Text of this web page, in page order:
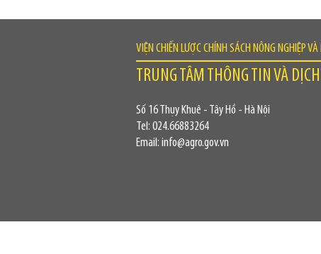
VIỆN CHIẾN LƯỢC CHÍNH SÁCH NÔNG NGHIỆP
TRUNG TÂM THÔNG TIN VÀ
Số 16 Thụy Khuê - Tây Hồ - Hà Nội
Tel: 024.66883264
Email: info@agro.gov.vn